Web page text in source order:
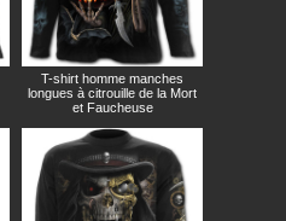
T-shirt homme manches
longues à citrouille de la Mort
et Faucheuse